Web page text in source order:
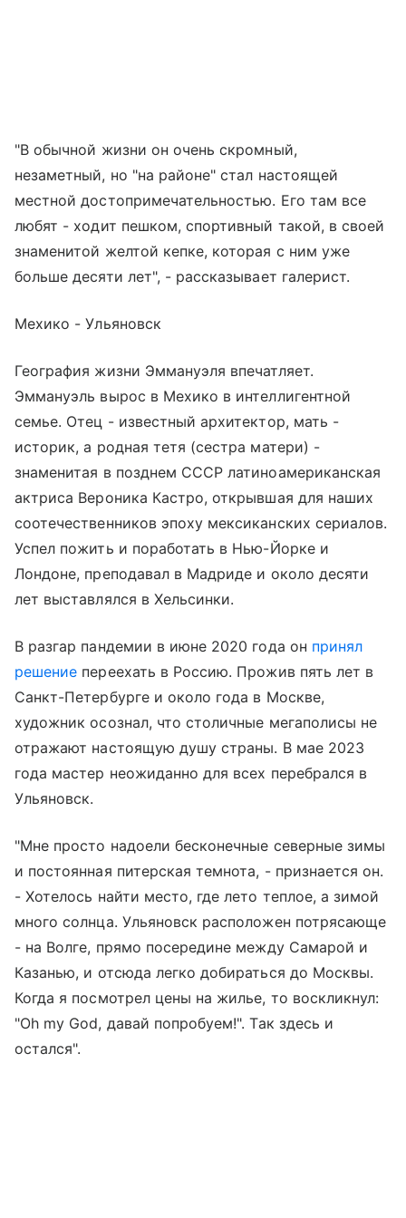
"В обычной жизни он очень скромный,
незаметный, но "на районе" стал настоящей
местной достопримечательностью. Его там все
любят - ходит пешком, спортивный такой, в своей
знаменитой желтой кепке, которая с ним уже
больше десяти лет", - рассказывает галерист.
Мехико - Ульяновск
География жизни Эммануэля впечатляет.
Эммануэль вырос в Мехико в интеллигентной
семье. Отец - известный архитектор, мать -
историк, а родная тетя (сестра матери) -
знаменитая в позднем СССР латиноамериканская
актриса Вероника Кастро, открывшая для наших
соотечественников эпоху мексиканских сериалов.
Успел пожить и поработать в Нью-Йорке и
Лондоне, преподавал в Мадриде и около десяти
лет выставлялся в Хельсинки.
В разгар пандемии в июне 2020 года он принял
решение переехать в Россию. Прожив пять лет в
Санкт-Петербурге и около года в Москве,
художник осознал, что столичные мегаполисы не
отражают настоящую душу страны. В мае 2023
года мастер неожиданно для всех перебрался в
Ульяновск.
"Мне просто надоели бесконечные северные зимы
и постоянная питерская темнота, - признается он.
- Хотелось найти место, где лето теплое, а зимой
много солнца. Ульяновск расположен потрясающе
- на Волге, прямо посередине между Самарой и
Казанью, и отсюда легко добираться до Москвы.
Когда я посмотрел цены на жилье, то воскликнул:
"Oh my God, давай попробуем!". Так здесь и
остался".